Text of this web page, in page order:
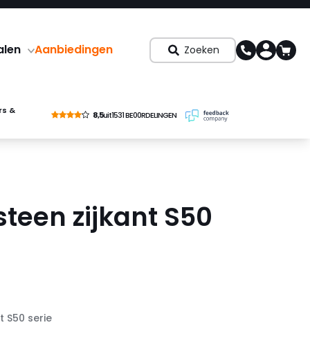
Aanbiedingen Zoeken
&
8,5uit1531 BE00RDELINGEN
zijkant S50
S50 serie